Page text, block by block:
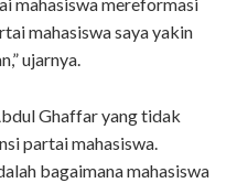
mahasiswa mereformasi
mahasiswa saya yakin
ujarnya.
Ghaffar yang tidak
partai mahasiswa.
bagaimana mahasiswa